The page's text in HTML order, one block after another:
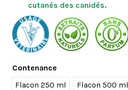
cutanés des canidés.
Contenance
Flacon 250 ml
Flacon 500 ml